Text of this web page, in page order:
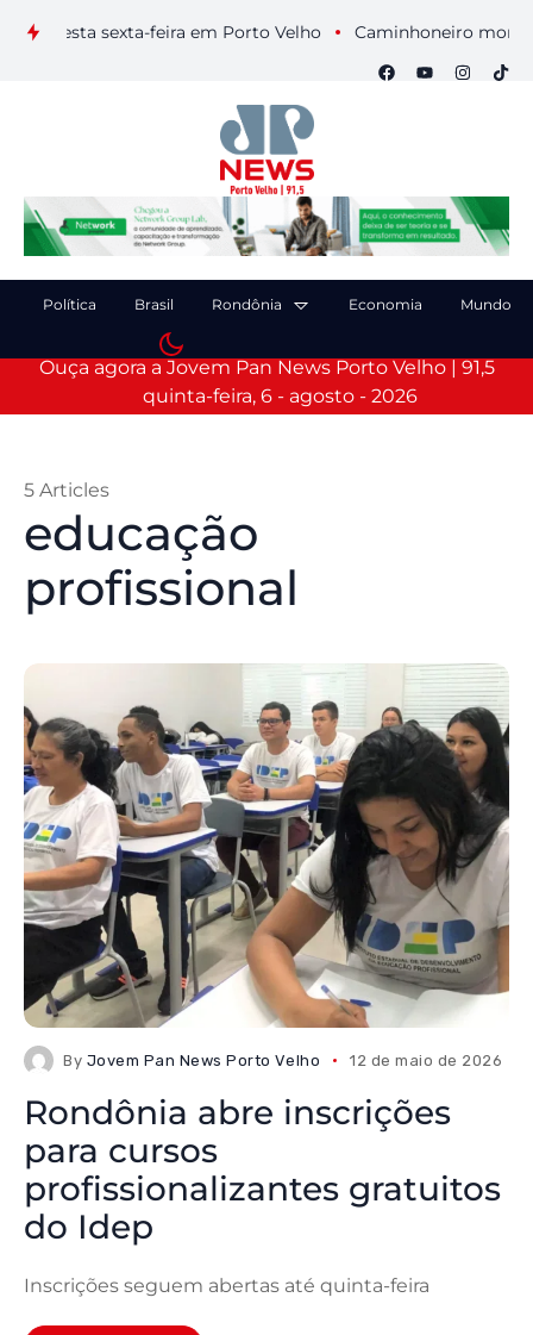
sexta-feira em Porto Velho Caminhoneiro morre após
Política Brasil Rondônia Economia Mundo
Ouça agora a Jovem Pan News Porto Velho | 91,5
quinta-feira, 6 - agosto - 2026
educação
profissional
5 Articles
By Jovem Pan News Porto Velho 12 de maio de 2026
Rondônia abre inscrições
para cursos
profissionalizantes gratuitos
do Idep
Inscrições seguem abertas até quinta-feira